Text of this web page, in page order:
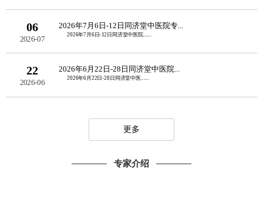
06
2026-07
2026年7月6日-12日同济堂中医院专...
2026年7月6日-12日同济堂中医院......
22
2026-06
2026年6月22日-28日同济堂中医院...
2026年6月22日-28日同济堂中医......
更多
专家介绍